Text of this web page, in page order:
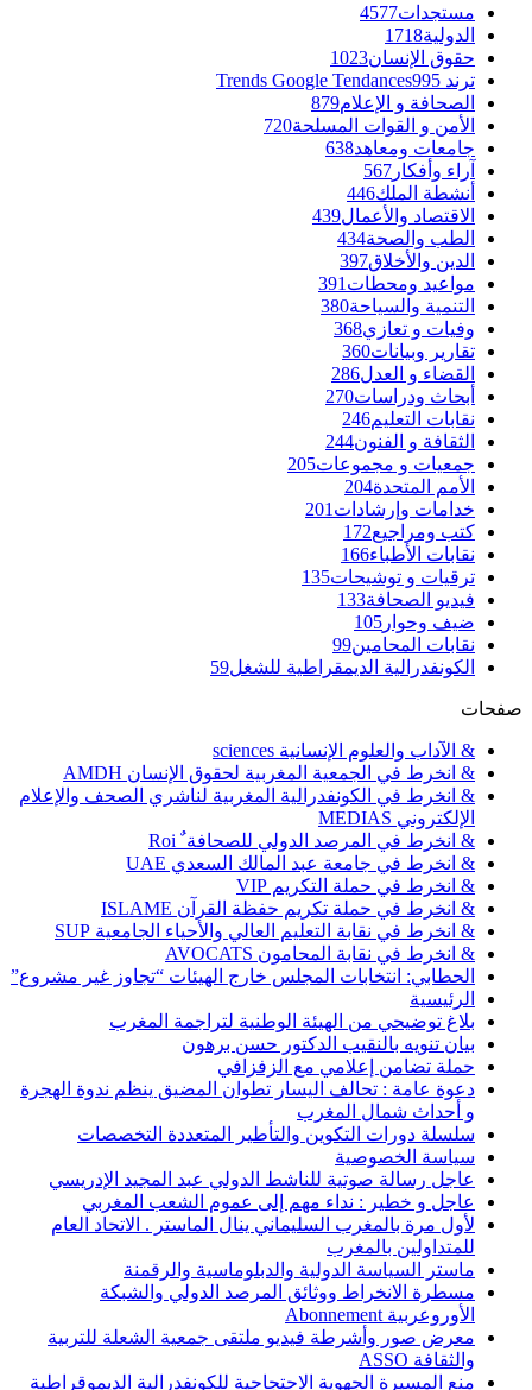
مستجدات4577
الدولية1718
حقوق الإنسان1023
ترند Trends Google Tendances 995
الصحافة و الإعلام879
الأمن و القوات المسلحة720
جامعات ومعاهد638
آراء وأفكار 567
أنشطة الملك446
الاقتصاد والأعمال439
الطب والصحة434
الدين والأخلاق397
مواعيد ومحطات 391
التنمية والسياحة380
وفيات و تعازي368
تقارير وبيانات360
القضاء و العدل286
أبحاث ودراسات270
نقابات التعليم246
الثقافة و الفنون244
جمعيات و مجموعات205
الأمم المتحدة204
خدامات وإرشادات 201
كتب ومراجيع172
نقابات الأطباء166
ترقيات و توشيحات135
فيديو الصحافة133
ضيف وحوار 105
نقابات المحامين99
الكونفدرالية الديمقراطية للشغل59
صفحات
& الآداب والعلوم الإنسانية sciences
& انخرط في الجمعية المغربية لحقوق الإنسان AMDH
& انخرط في الكونفدرالية المغربية لناشري الصحف والإعلام
الإلكتروني MEDIAS
& انخرط في المرصد الدولي للصحافة ٌ Roi
& انخرط في جامعة عبد المالك السعدي UAE
& انخرط في حملة التكريم VIP
& انخرط في حملة تكريم حفظة القرآن ISLAME
& انخرط في نقابة التعليم العالي والأحياء الجامعية SUP
& انخرط في نقابة المحامون AVOCATS
الحطابي: انتخابات المجلس خارج الهيئات “تجاوز غير مشروع”
الرئيسية
بلاغ توضيحي من الهيئة الوطنية لتراجمة المغرب
بيان تنويه بالنقيب الدكتور حسن برهون
حملة تضامن إعلامي مع الزفزافي
دعوة عامة : تحالف اليسار تطوان المضيق ينظم ندوة الهجرة
و أحداث شمال المغرب
سلسلة دورات التكوين والتأطير المتعددة التخصصات
سياسة الخصوصية
عاجل رسالة صوتية للناشط الدولي عبد المجيد الإدريسي
عاجل و خطير : نداء مهم إلى عموم الشعب المغربي
لأول مرة بالمغرب السليماني ينال الماستر . الاتحاد العام
للمتداولين بالمغرب
ماستر السياسة الدولية والدبلوماسية والرقمنة
مسطرة الانخراط ووثائق المرصد الدولي والشبكة
الأوروعربية Abonnement
معرض صور وأشرطة فيديو ملتقى جمعية الشعلة للتربية
والثقافة ASSO
منع المسيرة الجهوية الاحتجاجية للكونفدرالية الديموقراطية